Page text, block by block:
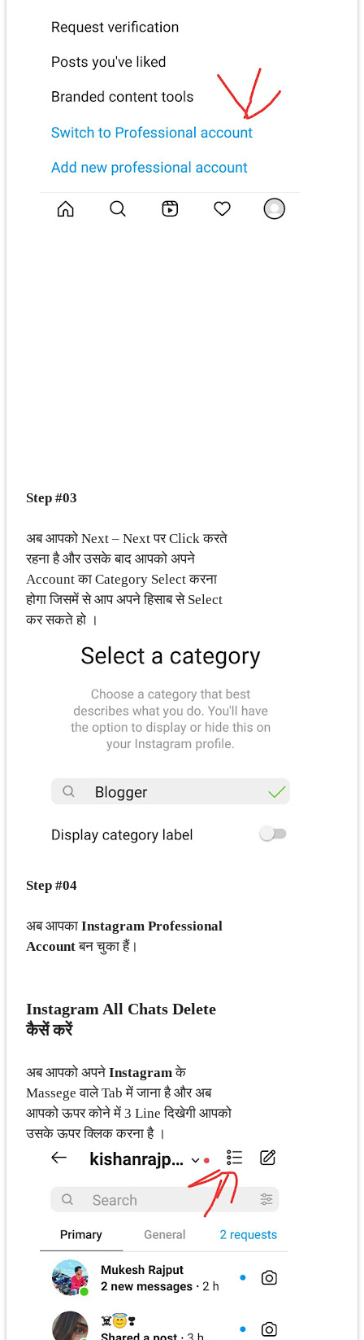
Step #03
अब आपको Next – Next पर Click करते
रहना है और उसके बाद आपको अपने
Account का Category Select करना
होगा जिसमें से आप अपने हिसाब से Select
कर सकते हो ।
Step #04
अब आपका Instagram Professional
Accountबन चुका हैं।
Instagram All Chats Delete
कैसें करें
अब आपको अपने Instagramके
Massege वाले Tab में जाना है और अब
आपको ऊपर कोने में 3 Line दिखेगी आपको
उसके ऊपर क्लिक करना है ।